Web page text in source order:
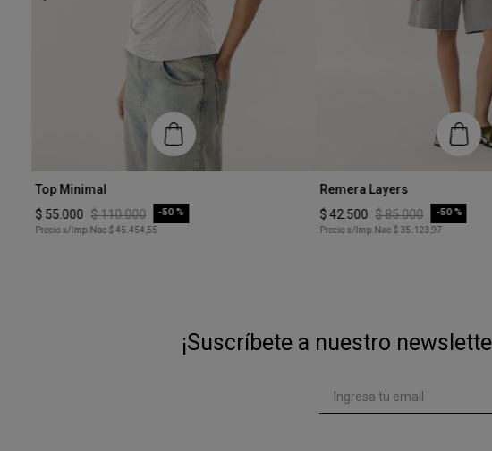
XS
Top Minimal
$ 55 000 $110.000 -50 %
Precio s/Imp.Nac $ 45.454,55
XS
Remera Layers
$ 42 500 $85.000 -50 %
Precio s/Imp.Nac $ 35.123,97
¡Suscríbete a nuestro